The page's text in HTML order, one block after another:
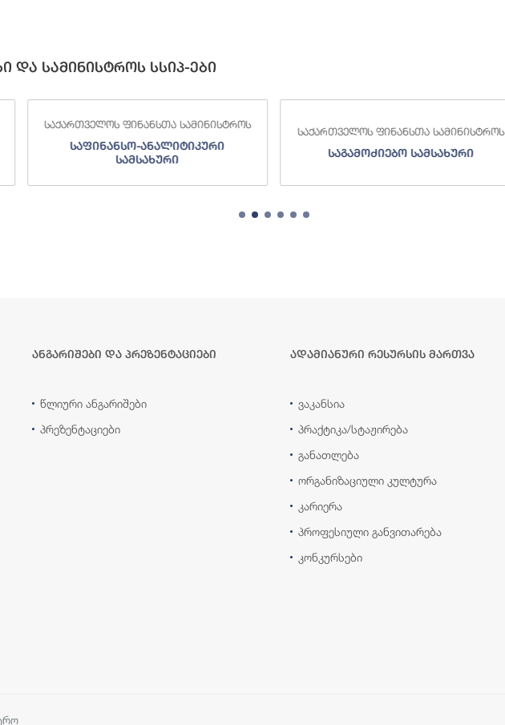
და სამინისტროს სსიპ-ები
საქართველოს ფინანსთა სამინისტროს
საფინანსო-ანალიტიკური
სამსახური
საქართველოს ფინანსთა სამინისტროს
საგამოძიებო სამსახური
ანგარიშები და პრეზენტაციები
წლიური ანგარიშები
პრეზენტაციები
ადამიანური რესურსის მართვა
ვაკანსია
პრაქტიკა/სტაჟირება
განათლება
ორგანიზაციული კულტურა
კარიერა
პროფესიული განვითარება
კონკურსები